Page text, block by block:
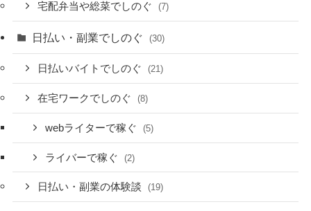
宅配弁当や総菜でしのぐ (7)
日払い・副業でしのぐ (30)
日払いバイトでしのぐ (21)
在宅ワークでしのぐ (8)
webライターで稼ぐ (5)
ライバーで稼ぐ (2)
日払い・副業の体験談 (19)